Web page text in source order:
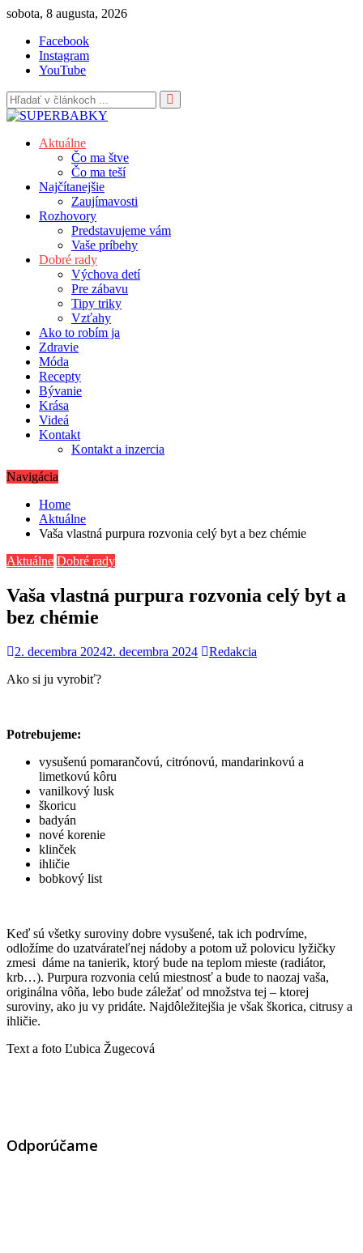
Skip
content
sobota, 8 augusta, 2026
Facebook
Instagram
YouTube
Aktuálne
Čo ma štve
Čo ma teší
Najčítanejšie
Zaujímavosti
Rozhovory
Predstavujeme vám
Vaše príbehy
Dobré rady
Výchova detí
Pre zábavu
Tipy triky
Vzťahy
Ako to robím ja
Zdravie
Móda
Recepty
Bývanie
Krása
Videá
Kontakt
Kontakt a inzercia
Navigácia
Home
Aktuálne
Vaša vlastná purpura rozvonia celý byt a bez chémie
Aktuálne Dobré rady
Vaša vlastná purpura rozvonia celý byt a
bez chémie
2. decembra 20242. decembra 2024
Redakcia
Ako si ju vyrobiť?
Potrebujeme:
vysušenú pomarančovú, citrónovú, mandarinkovú a
limetkovú kôru
vanilkový lusk
škoricu
badyán
nové korenie
klinček
ihličie
bobkový list
Keď sú všetky suroviny dobre vysušené, tak ich podrvíme,
odložíme do uzatvárateľnej nádoby a potom už polovicu lyžičky
zmesi dáme na tanierik, ktorý bude na teplom mieste (radiátor,
krb…). Purpura rozvonia celú miestnosť a bude to naozaj vaša,
originálna vôňa, lebo bude záležať od množstva tej – ktorej
suroviny, ako ju vy pridáte. Najdôležitejšia je však škorica, citrusy a
ihličie.
Text a foto Ľubica Žugecová
Odporúčame